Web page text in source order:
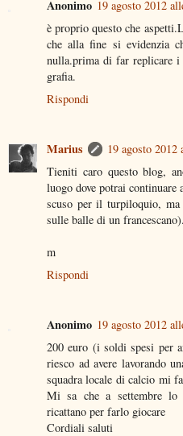
Anonimo 19 agosto 2012
è proprio questo che
che alla fine si evidenzia
nulla.prima di far replicare
grafia.
Rispondi
Marius
19 agosto 2012
Tieniti caro questo blog,
luogo dove potrai
scuso per il turpiloquio, ma
sulle balle di un francescano).
m
Rispondi
Anonimo 19 agosto 2012
200 euro (i soldi spesi per
riesco ad avere lavorando
squadra locale di calcio mi
Mi sa che a settembre
ricattano per farlo giocare
Cordiali saluti